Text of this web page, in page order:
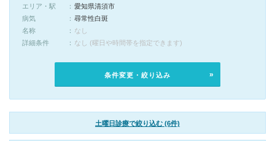
エリア・駅
愛知県清須市
病気
尋常性白斑
名称
なし
詳細条件
なし (曜日や時間帯を指定できます)
条件変更・絞り込み
土曜日診療で絞り込む (6件)